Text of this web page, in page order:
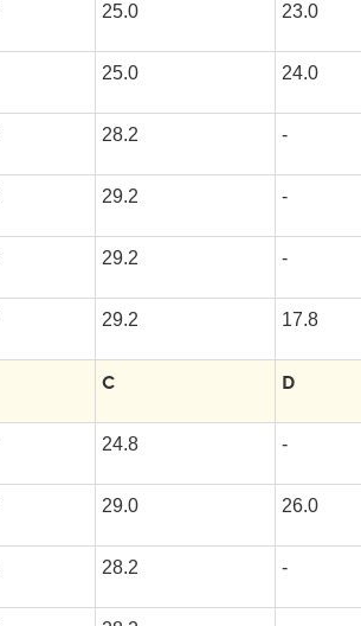
25.0 23.0
25.0 24.0
28.2 -
29.2 -
29.2 -
29.2 17.8
C D
24.8 -
29.0 26.0
28.2 -